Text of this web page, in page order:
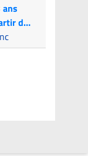
de
of